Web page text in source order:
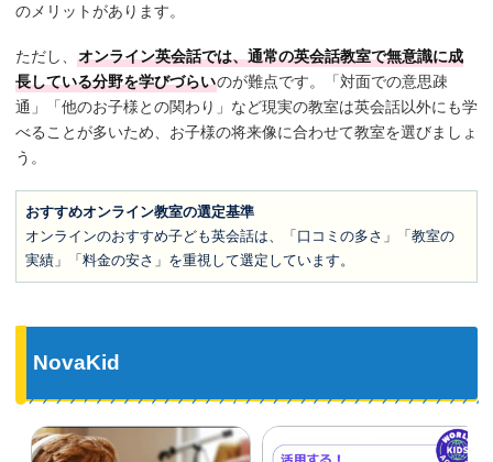
のメリットがあります。
ただし、 オンライン英会話では、通常の英会話教室で無意識に成
長している分野を学びづらいのが難点です。「対面での意思疎
通」「他のお子様との関わり」など現実の教室は英会話以外にも学
べることが多いため、お子様の将来像に合わせて教室を選びましょ
う。
おすすめオンライン教室の選定基準
オンラインのおすすめ子ども英会話は、「口コミの多さ」「教室の
実績」「料金の安さ」を重視して選定しています。
NovaKid